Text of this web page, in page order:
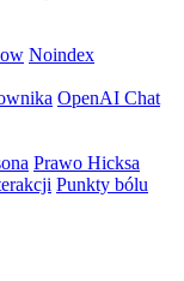
Noindex
OpenAI Chat
Prawo Hicksa
Punkty bólu